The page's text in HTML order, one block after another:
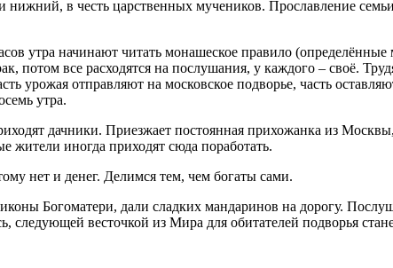
в честь царственных мучеников. Прославление
утра начинают читать монашеское правило
потом все расходятся на послушания, у каждого – своё.
отправляют на московское подворье, часть
утра.
дачники. Приезжает постоянная при­хожанка из
жители иногда приходят сюда поработать.
нет и денег. Делимся тем, чем богаты сами.
Богоматери, дали сладких мандаринов на дорогу.
весточкой из Мира для обитателей подворья